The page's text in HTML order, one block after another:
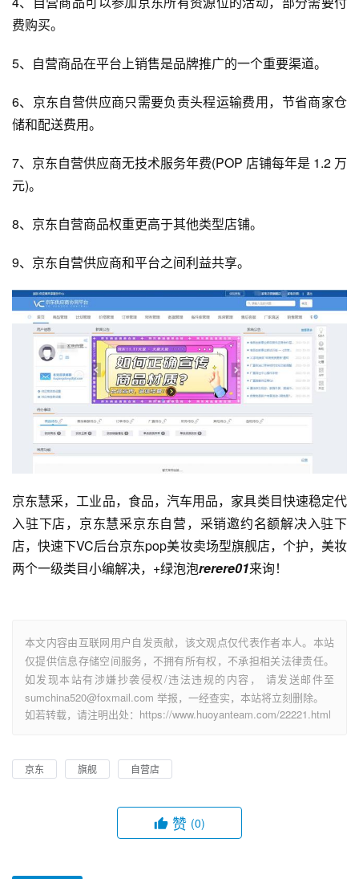
费购买。
5、自营商品在平台上销售是品牌推广的一个重要渠道。
6、京东自营供应商只需要负责头程运输费用，节省商家仓
储和配送费用。
7、京东自营供应商无技术服务年费(POP 店铺每年是 1.2 万
元)。
8、京东自营商品权重更高于其他类型店铺。
9、京东自营供应商和平台之间利益共享。
京东慧采，工业品，食品，汽车用品，家具类目快速稳定代
入驻下店，京东慧采京东自营，采销邀约名额解决入驻下
店，快速下VC后台京东pop美妆卖场型旗舰店，个护，美妆
两个一级类目小编解决，+绿泡泡rerere01来询！
本文内容由互联网用户自发贡献，该文观点仅代表作者本人。本站
仅提供信息存储空间服务，不拥有所有权，不承担相关法律责任。
如发现本站有涉嫌抄袭侵权/违法违规的内容， 请发送邮件至
sumchina520@foxmail.com 举报，一经查实，本站将立刻删除。
如若转载，请注明出处：https://www.huoyanteam.com/22221.html
京东 旗舰 自营店
赞 (0)